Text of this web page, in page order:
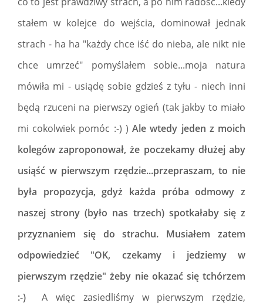
stałem w kolejce do wejścia, dominował jednak
strach - ha ha "każdy chce iść do nieba, ale nikt nie
chce umrzeć" pomyślałem sobie...moja natura
mówiła mi - usiądę sobie gdzieś z tyłu - niech inni
będą rzuceni na pierwszy ogień (tak jakby to miało
mi cokolwiek pomóc :-) )Ale wtedy jeden z moich
kolegów zaproponował, że poczekamy dłużej aby
usiąść w pierwszym rzędzie...przepraszam, to nie
była propozycja, gdyż każda próba odmowy z
naszej strony (było nas trzech) spotkałaby się z
przyznaniem się do strachu. Musiałem zatem
odpowiedzieć "OK, czekamy i jedziemy w
pierwszym rzędzie" żeby nie okazać się tchórzem
:-)A więc zasiedliśmy w pierwszym rzędzie,